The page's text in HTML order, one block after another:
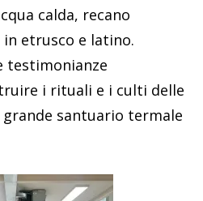
calda, recano
etrusco e latino.
testimonianze
i rituali e i culti delle
santuario termale